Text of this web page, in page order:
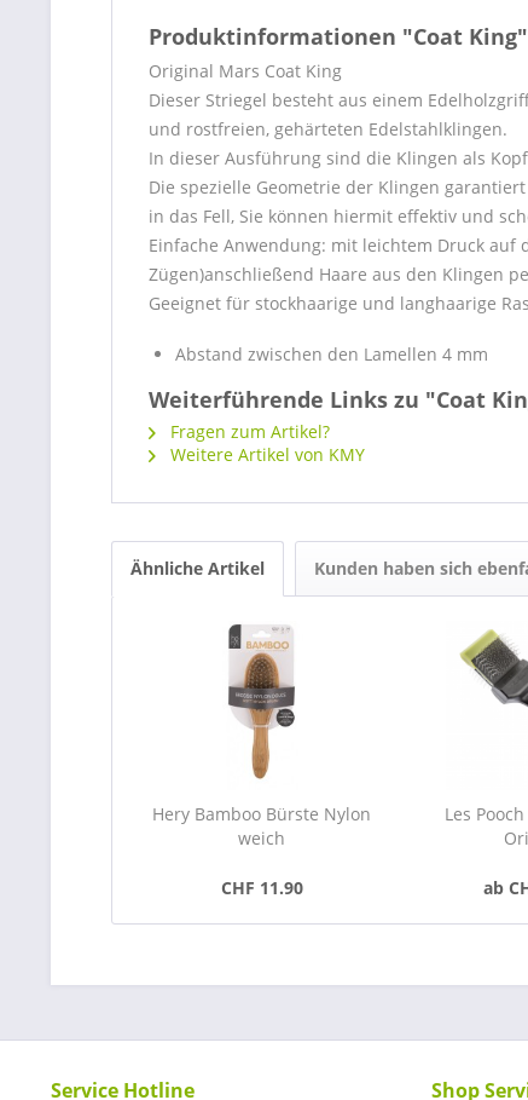
Produktinformationen "Coat King"
Original Mars Coat King
Dieser Striegel besteht aus einem
und rostfreien, gehärteten Edelstahlklingen.
In dieser Ausführung sind die Klingen als
Die spezielle Geometrie der Klingen
in das Fell, Sie können hiermit effektiv und
Einfache Anwendung: mit leichtem Druck
Zügen)anschließend Haare aus den Klingen
Geeignet für stockhaarige und langhaarige
Abstand zwischen den Lamellen 4 mm
Weiterführende Links zu "Coat
Fragen zum Artikel?
Weitere Artikel von KMY
Ähnliche Artikel Kunden haben sich
Hery Bamboo Bürste Nylon
weich
CHF 11.90
Les
ab
Service Hotline Shop